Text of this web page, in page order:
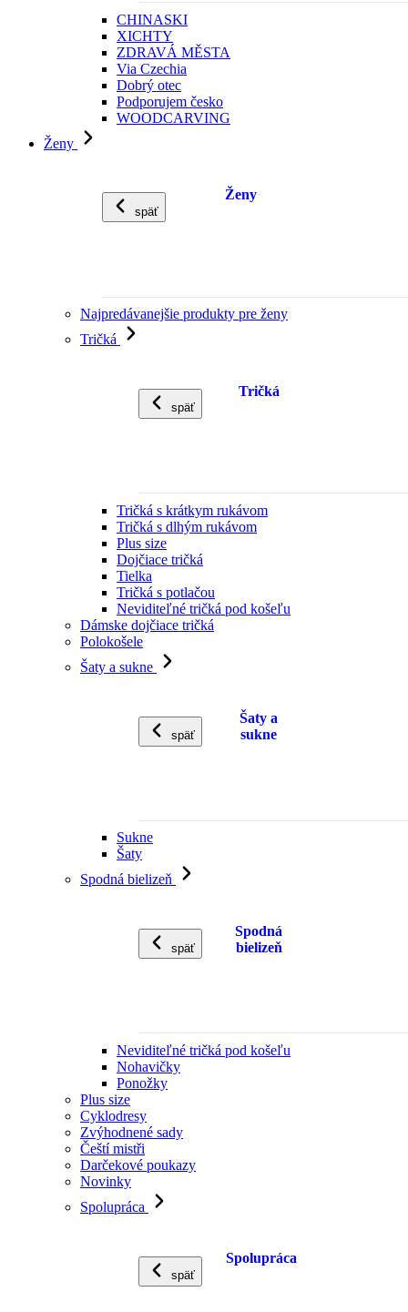
CHINASKI
XICHTY
ZDRAVÁ MĚSTA
Via Czechia
Dobrý otec
Podporujem česko
WOODCARVING
Ženy
späť
Ženy
Najpredávanejšie produkty pre ženy
Tričká
späť
Tričká
Tričká s krátkym rukávom
Tričká s dlhým rukávom
Plus size
Dojčiace tričká
Tielka
Tričká s potlačou
Neviditeľné tričká pod košeľu
Dámske dojčiace tričká
Polokošele
Šaty a sukne
späť
Šaty a
sukne
Sukne
Šaty
Spodná bielizeň
späť
Spodná
bielizeň
Neviditeľné tričká pod košeľu
Nohavičky
Ponožky
Plus size
Cyklodresy
Zvýhodnené sady
Čeští mistři
Darčekové poukazy
Novinky
Spolupráca
späť
Spolupráca